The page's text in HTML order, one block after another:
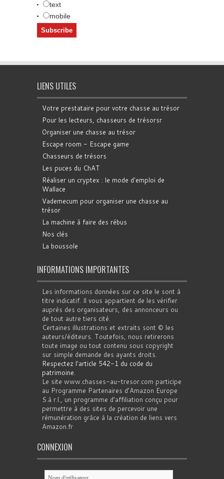
text
mobile
LIENS UTILES
Votre prestataire pour votre chasse au trésor
Pour les lecteurs, chasseurs de trésorsr
Organiser une chasse au trésor
Escape room - Escape game
Chasseurs de trésors
Les puces du ChAT
Réaliser un cryptex : le mode d'emploi de
Wallace
Vademecum pour organiser une chasse au
trésor
La machine à faire des rébus
Nos clés
La boussole
INFORMATIONS IMPORTANTES
Les informations données sur ce site le sont à
titre indicatif. Il vous appartient de les vérifier
auprès des organisateurs, des annonceurs ou
de tout autre tiers cité.
Certaines illustrations et extraits sont © les
auteurs/éditeurs. Toutefois, nous retirerons
toute image ou tout contenu sous copyright
sur simple demande des ayants droits.
Respectez l'article 542-1 du code du
patrimoine.
Le site www.chasses-au-tresor.com participe
au Programme Partenaires d’Amazon Europe
S.à r.l., un programme d’affiliation conçu pour
permettre à des sites de percevoir une
rémunération grâce à la création de liens vers
Amazon.fr
CONNEXION